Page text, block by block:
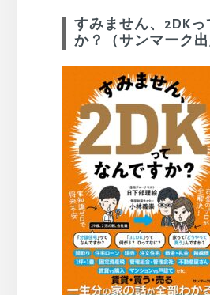
すみません、2DK
か？（サンマーク出